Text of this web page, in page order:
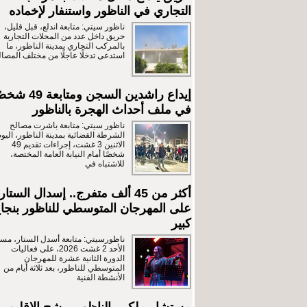
التجاري في الناظور واستنفار لإخماده
ناظور سيتي: متابعة اندلع، قبل قليل،
حريق داخل عدد من المحلات التجارية
بالمركب التجاري بمدينة الناظور، ما
استدعى تدخلًا عاجلًا من مختلف
إيداع راشدين السجن
في ملف أحداث الهجرة بالناظور
ناظور سيتي: متابعة باشرت مصالح
الشرطة القضائية بمدينة الناظور،
الاثنين 3 غشت، إجراءات تقديم 49
شخصًا أمام النيابة العامة المختصة،
للاشتباه في
أكثر من 45 ألف متفرج.. إسدال الستار
على المهرجان المتوسطي للناظور
كبير
ناظورسيتي: متابعة أسدل الستار،
الأحد 2 غشت 2026، على فعاليات
الدورة الثانية عشرة للمهرجان
المتوسطي للناظور، بعد ثلاثة أيام من
الأنشطة الفنية